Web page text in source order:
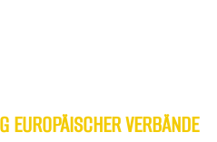
EUROPÄISCHER VERBÄNDE